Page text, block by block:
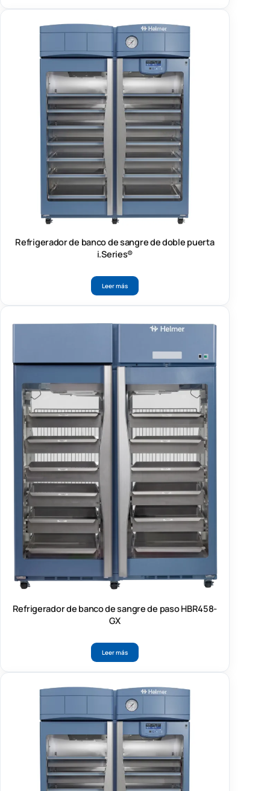
Refrigerador de banco de sangre de doble puerta
i.Series®
Leer más
Refrigerador de banco de sangre de paso HBR458-
GX
Leer más